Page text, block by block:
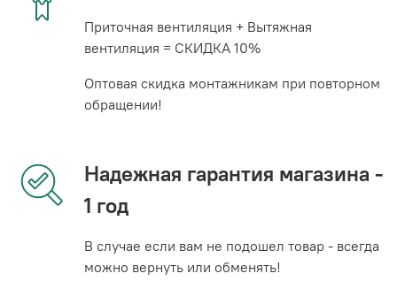
Приточная вентиляция + Вытяжная
вентиляция = СКИДКА 10%
Оптовая скидка монтажникам при повторном
обращении!
Надежная гарантия магазина -
1 год
В случае если вам не подошел товар - всегда
можно вернуть или обменять!